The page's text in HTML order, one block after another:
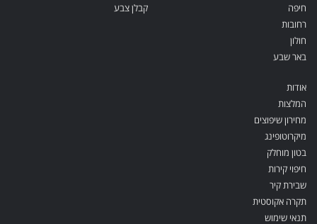
חיפה
רחובות
חולון
באר שבע
קבלן צבע
אודות
המלצות
מחירון שיפוצים
מיקרוטופינג
בטון מוחלק
חיפוי קירות
שבירת קיר
תקרה אקוסטית
תנאי שימוש